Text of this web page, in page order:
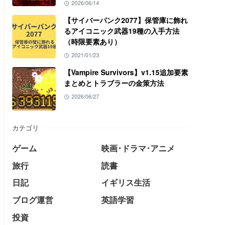
2026/06/14
【サイバーパンク2077】保管庫に飾れ
るアイコニック武器19種の入手方法
（時限要素あり）
2021/01/23
【Vampire Survivors】v1.15追加要素
まとめとトラブラーの金策方法
2026/06/27
カテゴリ
ゲーム
映画･ドラマ･アニメ
旅行
読書
日記
イギリス生活
ブログ運営
英語学習
投資